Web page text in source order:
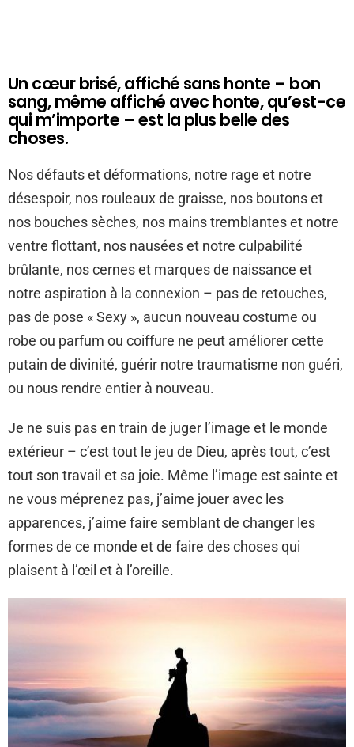
Un cœur brisé, affiché sans honte – bon
sang, même affiché avec honte, qu’est-ce
qui m’importe – est la plus belle des
choses.
Nos défauts et déformations, notre rage et notre
désespoir, nos rouleaux de graisse, nos boutons et
nos bouches sèches, nos mains tremblantes et notre
ventre flottant, nos nausées et notre culpabilité
brûlante, nos cernes et marques de naissance et
notre aspiration à la connexion – pas de retouches,
pas de pose « Sexy », aucun nouveau costume ou
robe ou parfum ou coiffure ne peut améliorer cette
putain de divinité, guérir notre traumatisme non guéri,
ou nous rendre entier à nouveau.
Je ne suis pas en train de juger l’image et le monde
extérieur – c’est tout le jeu de Dieu, après tout, c’est
tout son travail et sa joie. Même l’image est sainte et
ne vous méprenez pas, j’aime jouer avec les
apparences, j’aime faire semblant de changer les
formes de ce monde et de faire des choses qui
plaisent à l’œil et à l’oreille.